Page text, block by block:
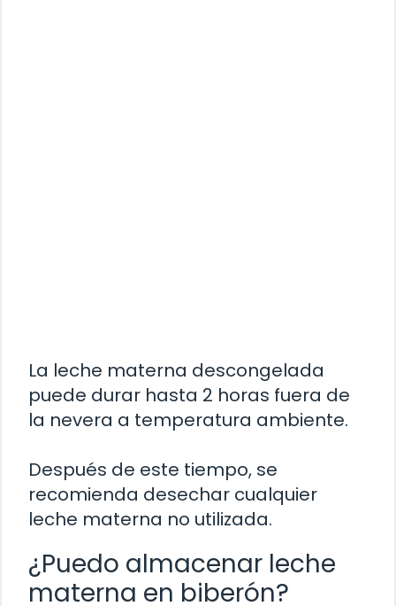
La leche materna descongelada
puede durar hasta 2 horas fuera de
la nevera a temperatura ambiente.
Después de este tiempo, se
recomienda desechar cualquier
leche materna no utilizada.
¿Puedo almacenar leche
materna en biberón?